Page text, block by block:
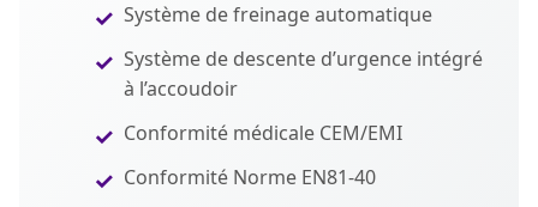
Système de freinage automatique
Système de descente d’urgence intégré
à l’accoudoir
Conformité médicale CEM/EMI
Conformité Norme EN81-40